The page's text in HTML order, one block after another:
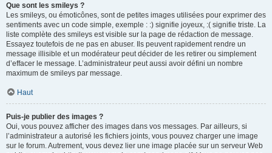
Que sont les smileys ?
Les smileys, ou émoticônes, sont de petites images utilisées pour exprimer des
sentiments avec un code simple, exemple : :) signifie joyeux, :( signifie triste. La
liste complète des smileys est visible sur la page de rédaction de message.
Essayez toutefois de ne pas en abuser. Ils peuvent rapidement rendre un
message illisible et un modérateur peut décider de les retirer ou simplement
d’effacer le message. L’administrateur peut aussi avoir défini un nombre
maximum de smileys par message.
Haut
Puis-je publier des images ?
Oui, vous pouvez afficher des images dans vos messages. Par ailleurs, si
l’administrateur a autorisé les fichiers joints, vous pouvez charger une image
sur le forum. Autrement, vous devez lier une image placée sur un serveur Web